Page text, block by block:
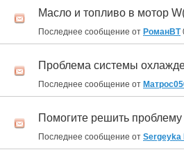
Масло и топливо в мотор
Последнее сообщение от РоманВТ
Проблема системы
Последнее сообщение от
Помогите решить проблему
Последнее сообщение от Sergeyka